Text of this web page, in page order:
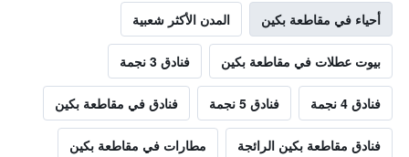
أحياء في مقاطعة بكين المدن الأكثر شعبية
بيوت عطلات في مقاطعة بكين فنادق 3 نجمة
فنادق 4 نجمة فنادق 5 نجمة فنادق في مقاطعة بكين
فنادق مقاطعة بكين الرائجة مطارات في مقاطعة بكين